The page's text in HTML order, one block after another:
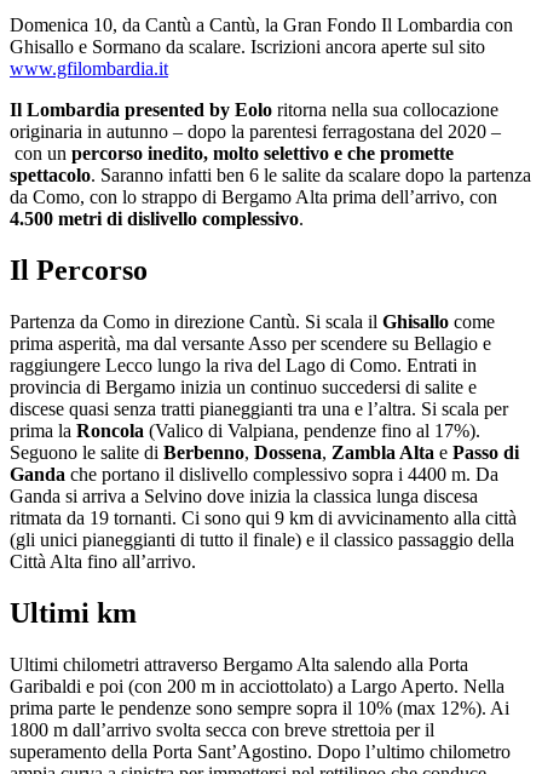
Domenica 10, da Cantù a Cantù, la Gran Fondo Il Lombardia con
Ghisallo e Sormano da scalare. Iscrizioni ancora aperte sul sito
www.gfilombardia.it
Il Lombardia presented by Eolo ritorna nella sua collocazione
originaria in autunno – dopo la parentesi ferragostana del 2020 –
con un percorso inedito, molto selettivo e che promette
spettacolo. Saranno infatti ben 6 le salite da scalare dopo la partenza
da Como, con lo strappo di Bergamo Alta prima dell’arrivo, con
4.500 metri di dislivello complessivo.
Il Percorso
Partenza da Como in direzione Cantù. Si scala il Ghisallo come
prima asperità, ma dal versante Asso per scendere su Bellagio e
raggiungere Lecco lungo la riva del Lago di Como. Entrati in
provincia di Bergamo inizia un continuo succedersi di salite e
discese quasi senza tratti pianeggianti tra una e l’altra. Si scala per
prima la Roncola (Valico di Valpiana, pendenze fino al 17%).
Seguono le salite di Berbenno, Dossena, Zambla Alta e Passo di
Ganda che portano il dislivello complessivo sopra i 4400 m. Da
Ganda si arriva a Selvino dove inizia la classica lunga discesa
ritmata da 19 tornanti. Ci sono qui 9 km di avvicinamento alla città
(gli unici pianeggianti di tutto il finale) e il classico passaggio della
Città Alta fino all’arrivo.
Ultimi km
Ultimi chilometri attraverso Bergamo Alta salendo alla Porta
Garibaldi e poi (con 200 m in acciottolato) a Largo Aperto. Nella
prima parte le pendenze sono sempre sopra il 10% (max 12%). Ai
1800 m dall’arrivo svolta secca con breve strettoia per il
superamento della Porta Sant’Agostino. Dopo l’ultimo chilometro